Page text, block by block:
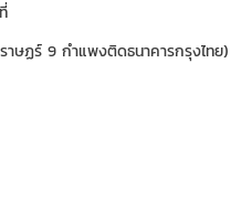
าษฏร์ 9 กำแพงติดธนาคารกรุงไทย)